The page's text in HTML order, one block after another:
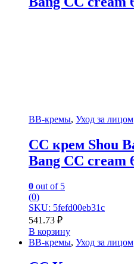
BB-кремы, Уход за лицом
СС крем Shou
Bang CC cream
0 out of 5
(0)
SKU: 5fefd00eb31c
541.73 ₽
В корзину
BB-кремы, Уход за лицом